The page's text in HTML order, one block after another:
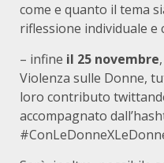
come e quanto il tema
riflessione individuale e
– infine il 25 novembre
Violenza sulle Donne,
loro contributo
accompagnato